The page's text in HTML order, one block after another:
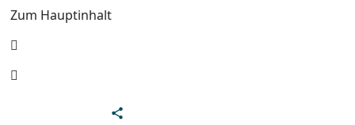
Zum Hauptinhalt